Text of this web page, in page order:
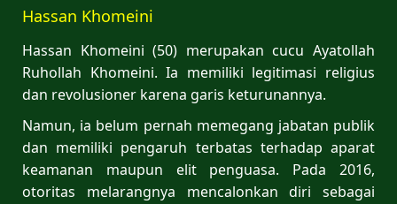
Hassan Khomeini
Hassan Khomeini (50) merupakan cucu Ayatollah
Ruhollah Khomeini. Ia memiliki legitimasi religius
dan revolusioner karena garis keturunannya.
Namun, ia belum pernah memegang jabatan publik
dan memiliki pengaruh terbatas terhadap aparat
keamanan maupun elit penguasa. Pada 2016,
otoritas melarangnya mencalonkan diri sebagai